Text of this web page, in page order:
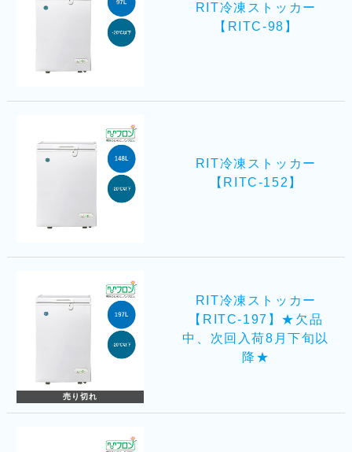
RIT冷凍ストッカー
【RITC-98】
RIT冷凍ストッカー
【RITC-152】
売り切れ
RIT冷凍ストッカー
【RITC-197】★欠品
中、次回入荷8月下旬以
降★